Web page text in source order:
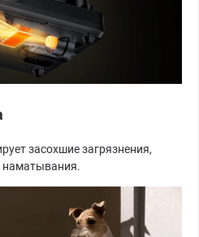
засохшие загрязнения,
наматывания.